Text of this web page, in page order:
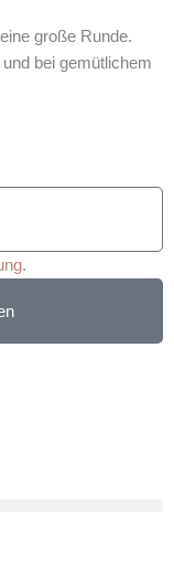
große Runde.
bei gemütlichem
.